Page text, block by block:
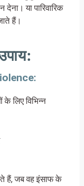
या पारिवारिक
हैं।
के लिए विभिन्न
हैं, जब वह इंसाफ के